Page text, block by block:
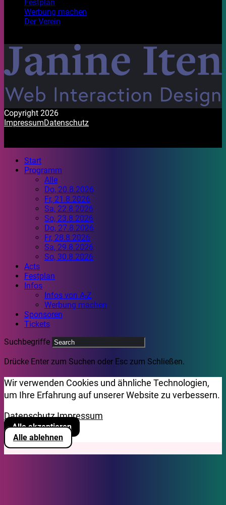
Festplan
Werbung machen
Der Verein
Copyright 2026
ImpressumDatenschutz
Start
Programm
Alle
Do, 20.8.2026
Fr, 21.8.2026
Sa, 22.8.2026
So, 23.8.2026
Do, 27.8.2026
Fr, 28.8.2026
Sa, 29.8.2026
So, 30.8.2026
Acts
Festplan
Infos
Infos von A-Z
Werbung machen
Sponsoren
Tickets
Suchbegriffe
Drücke Enter zum Suchen oder Esc zum Schließen.
Wir verwenden Cookies und ähnliche Technologien,
um Ihre Erfahrung auf unserer Website zu verbessern.
DatenschutzImpressum
Alle akzeptieren
Alle ablehnen